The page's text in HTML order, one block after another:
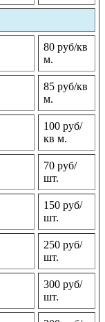
80 руб/кв
м.
85 руб/кв
м.
100 руб/
кв м.
70 руб/
шт.
150 руб/
шт.
250 руб/
шт.
300 руб/
шт.